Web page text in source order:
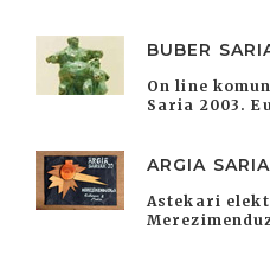
BUBER
On line
Saria 2003.
ARGIA
Astekari